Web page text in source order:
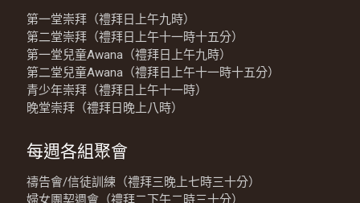
第一堂崇拜（禮拜日上午九時）
第二堂崇拜（禮拜日上午十一時十五分）
第一堂兒童Awana（禮拜日上午九時）
第二堂兒童Awana（禮拜日上午十一時十五分）
青少年崇拜（禮拜日上午十一時）
晚堂崇拜（禮拜日晚上八時）
每週各組聚會
禱告會/信徒訓練（禮拜三晚上七時三十分）
婦女團契週會（禮拜二下午二時三十分）